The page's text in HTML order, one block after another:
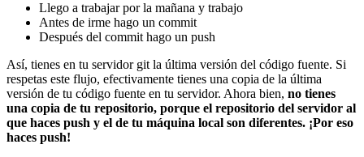
Llego a trabajar por la mañana y trabajo
Antes de irme hago un commit
Después del commit hago un push
Así, tienes en tu servidor git la última versión del código fuente. Si
respetas este flujo, efectivamente tienes una copia de la última
versión de tu código fuente en tu servidor. Ahora bien, no tienes
una copia de tu repositorio, porque el repositorio del servidor al
que haces push y el de tu máquina local son diferentes. ¡Por eso
haces push!